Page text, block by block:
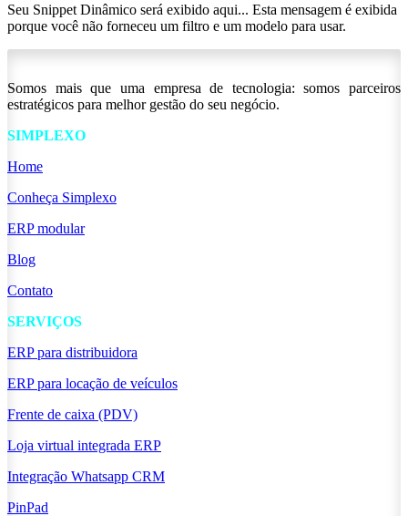
Seu Snippet Dinâmico será exibido aqui... Esta mensagem é exibida
porque você não forneceu um filtro e um modelo para usar.
Somos mais que uma empresa de tecnologia: somos parceiros
estratégicos para melhor gestão do seu negócio.
SIMPLEXO
Home
Conheça Simplexo
ERP modular
Blog
Contato
SERVIÇOS
ERP para distribuidora
ERP para locação de veículos
Frente de caixa (PDV)
Loja virtual integrada ERP
Integração Whatsapp CRM
PinPad